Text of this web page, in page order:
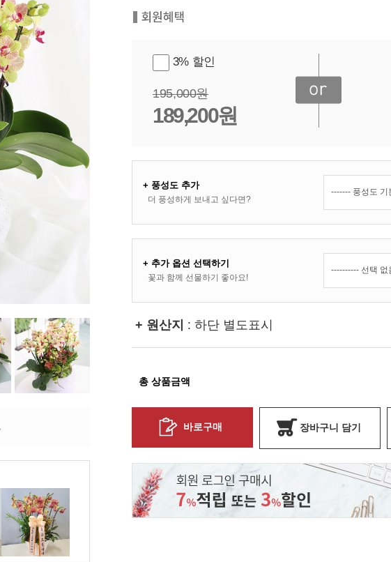
3% 할인
195,000원
189,200원
+ 풍성도 추가
더 풍성하게 보내고 싶다면?
+ 추가 옵션 선택하기
꽃과 함께 선물하기 좋아요!
+ 원산지 : 하단 별도표시
총 상품금액
바로구매 장바구니 담기